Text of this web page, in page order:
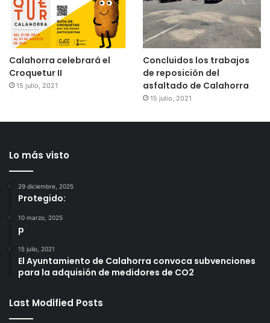
Calahorra celebrará el
Croquetur II
15 julio, 2021
Concluidos los trabajos
de reposición del
asfaltado de Calahorra
15 julio, 2021
Lo más visto
29 diciembre, 2025
Protegido:
10 marzo, 2025
p
15 julio, 2021
El Ayuntamiento de Calahorra convoca subvenciones
para la adquisión de medidores de CO2
Last Modified Posts